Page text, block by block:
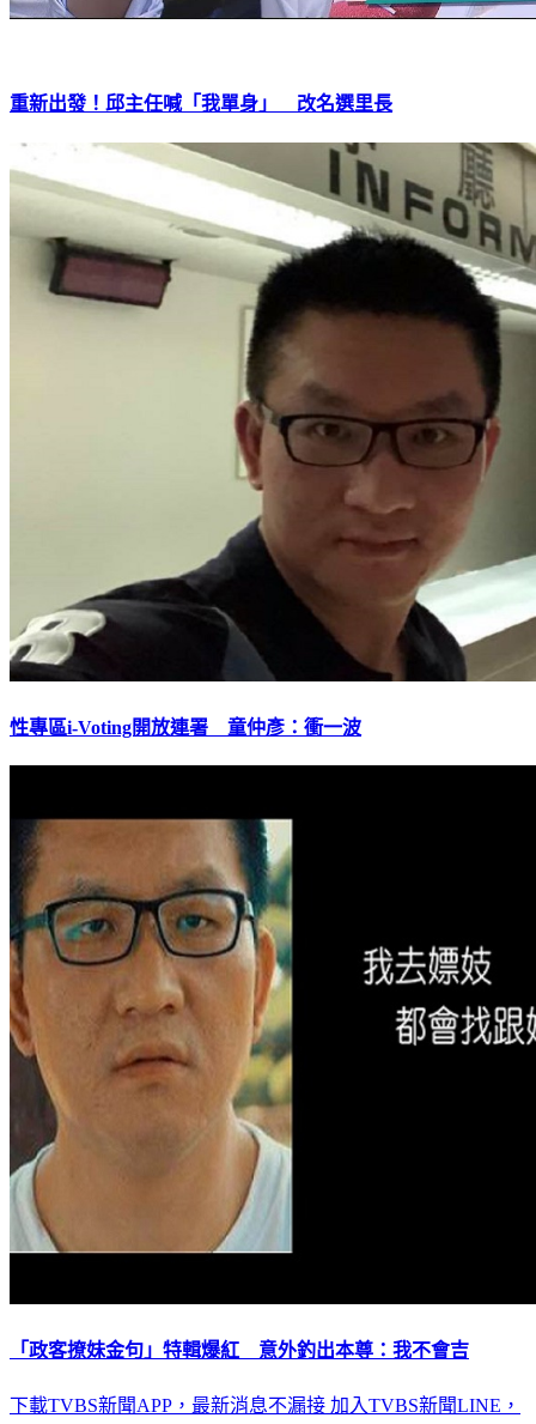
重新出發！邱主任喊「我單身」 改名選里長
性專區i-Voting開放連署 童仲彥：衝一波
「政客撩妹金句」特輯爆紅 意外釣出本尊：我不會吉
下載TVBS新聞APP，最新消息不漏接 加入TVBS新聞LINE，